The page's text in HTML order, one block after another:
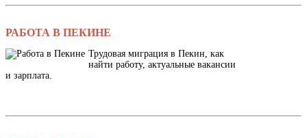
РАБОТА В ПЕКИНЕ
Трудовая миграция в Пекин, как
найти работу, актуальные вакансии
и зарплата.